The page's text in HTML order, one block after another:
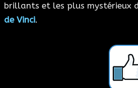
brillants et les plus mystérieux
de Vinci.